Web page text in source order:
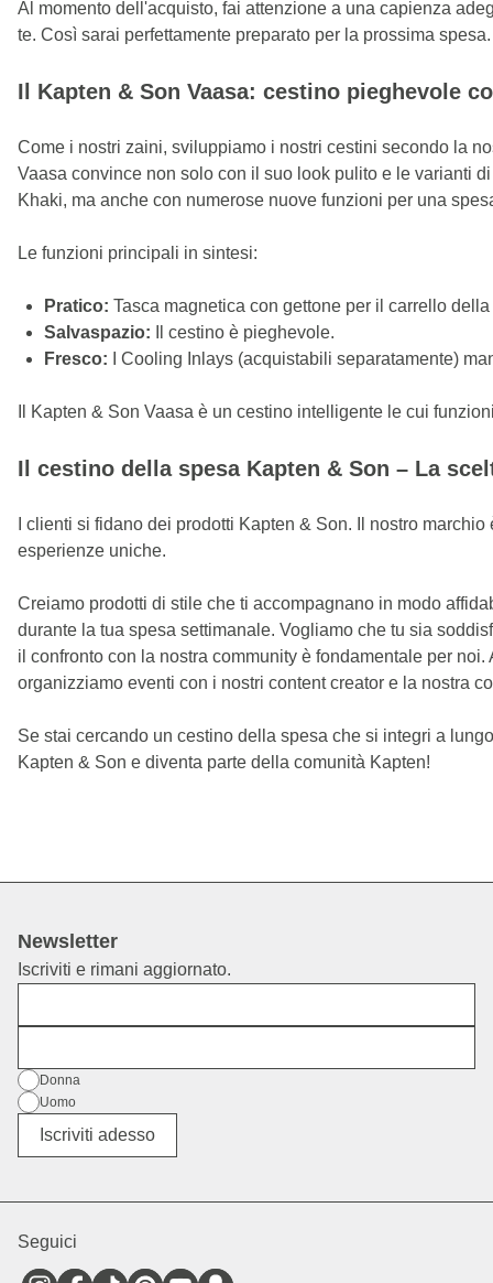
Al momento dell'acquisto, fai attenzione a una capienza
te. Così sarai perfettamente preparato per la prossima spesa.
Il Kapten & Son Vaasa: cestino pieghevole
Come i nostri zaini, sviluppiamo i nostri cestini secondo la
Vaasa convince non solo con il suo look pulito e le varianti
Khaki, ma anche con numerose nuove funzioni per una
Le funzioni principali in sintesi:
Pratico: Tasca magnetica con gettone per il carrello
Salvaspazio: Il cestino è pieghevole.
Fresco: I Cooling Inlays (acquistabili separatamente)
Il Kapten & Son Vaasa è un cestino intelligente le cui
Il cestino della spesa Kapten & Son – La
I clienti si fidano dei prodotti Kapten & Son. Il nostro
esperienze uniche.
Creiamo prodotti di stile che ti accompagnano in modo
durante la tua spesa settimanale. Vogliamo che tu sia
il confronto con la nostra community è fondamentale per
organizziamo eventi con i nostri content creator e la nostra
Se stai cercando un cestino della spesa che si integri a
Kapten & Son e diventa parte della comunità Kapten!
Newsletter
Iscriviti e rimani aggiornato.
Genere
Donna
Uomo
Altro
Iscriviti adesso
Seguici